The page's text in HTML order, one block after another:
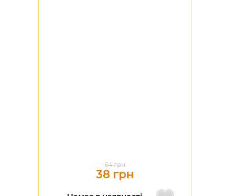
64 грн
38 грн